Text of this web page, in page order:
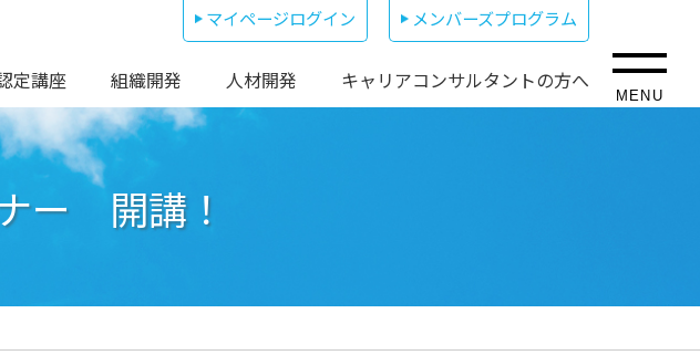
マイページログイン メンバーズプログラム
定講座 組織開発 人材開発 キャリアコンサルタントの方へ
MENU
ー 開講！